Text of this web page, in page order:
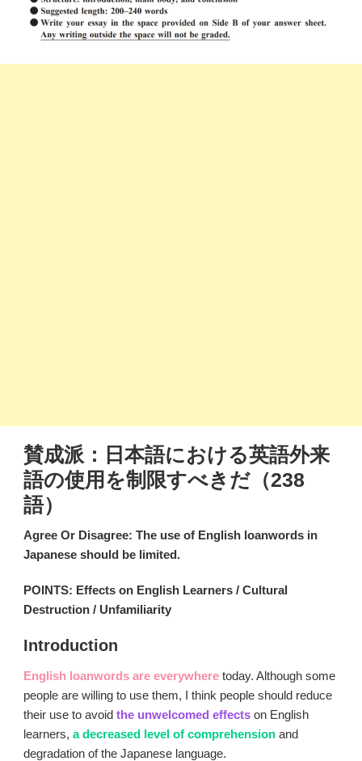
賛成派：日本語における英語外来
語の使用を制限すべきだ（238
語）
Agree Or Disagree: The use of English loanwords in
Japanese should be limited.
POINTS: Effects on English Learners / Cultural
Destruction / Unfamiliarity
Introduction
English loanwords are everywhere today. Although some
people are willing to use them, I think people should reduce
their use to avoid the unwelcomed effects on English
learners, a decreased level of comprehension and
degradation of the Japanese language.